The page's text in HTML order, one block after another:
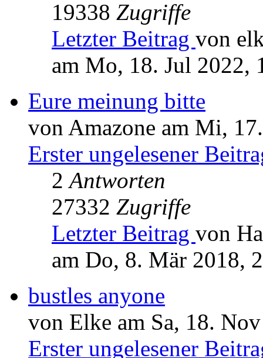
19338 Zugriffe
Letzter Beitrag von
am Mo, 18. Jul 2022,
Eure meinung bitte
von Amazone am Mi,
Erster ungelesener
2Antworten
27332 Zugriffe
Letzter Beitrag von
am Do, 8. Mär 2018,
bustles anyone
von Elke am Sa, 18.
Erster ungelesener